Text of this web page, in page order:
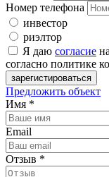
Номер телефона
инвестор
риэлтор
Я даю согласие
согласно политике
Предложить объект
Имя *
Email
Отзыв *